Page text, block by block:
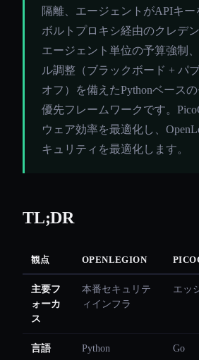
隔離、エージェントがAPIキ
ボルトプロキシ経由のクレデ
エージェント単位の予算強制
ル調整（ブラックボード + パ
オフ）を備えたPythonベース
優先フレームワークです。
ウェア効率を最適化し、
キュリティを最適化します。
TL;DR
観点 OPENLEGION
主要フ
ォーカ
ス
本番セキュリテ
ィインフラ
エッ
言語 Python Go